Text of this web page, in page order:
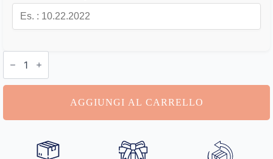
Bicchiere
Whisky
quantità
AGGIUNGI AL CARRELLO